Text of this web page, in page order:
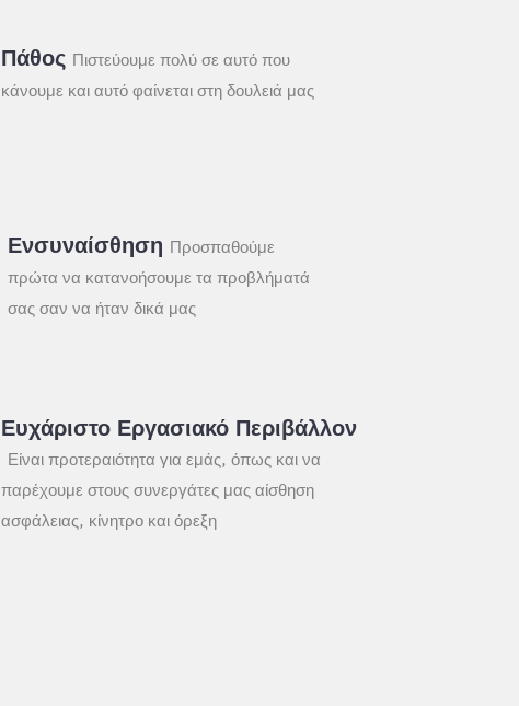
Πάθος Πιστεύουμε πολύ σε αυτό που
κάνουμε και αυτό φαίνεται στη δουλειά μας
Ενσυναίσθηση Προσπαθούμε
πρώτα να κατανοήσουμε τα προβλήματά
σας σαν να ήταν δικά μας
Ευχάριστο Εργασιακό Περιβάλλον
Είναι προτεραιότητα για εμάς, όπως και να
παρέχουμε στους συνεργάτες μας αίσθηση
ασφάλειας, κίνητρο και όρεξη